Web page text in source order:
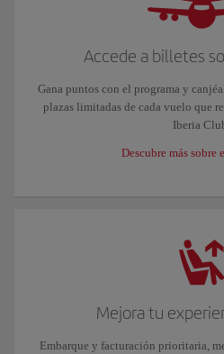
Accede a billetes
Gana puntos con el programa y
plazas limitadas de cada vuelo que
Iberia
Descubre más sobre
Mejora tu
Embarque y facturación prioritaria,